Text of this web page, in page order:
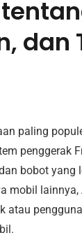
dan
paling
penggerak
bobot
mobil
atau